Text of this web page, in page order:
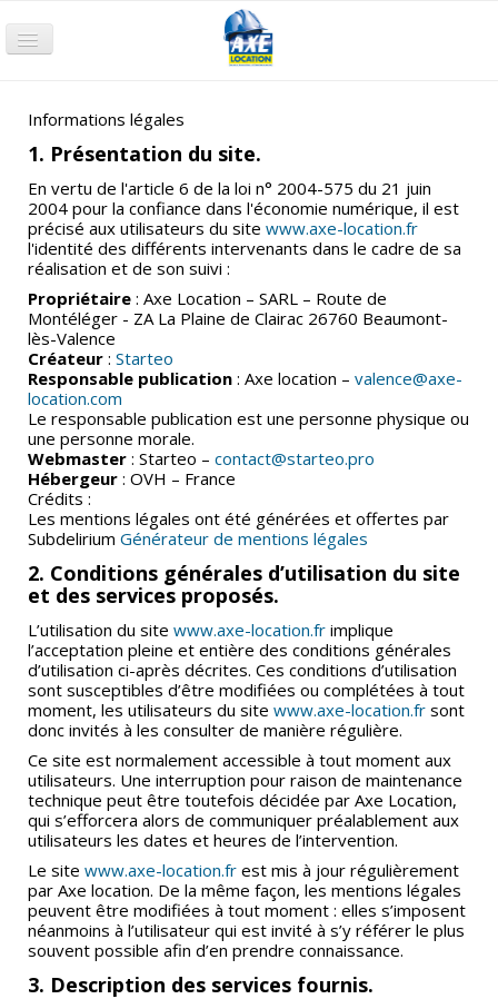
Compactage
Nacelle
Chariot
Pompage
Air comprimé
Petits Outillages
Qui sommes-nous ?
Actualités
Contact
Informations légales
1. Présentation du site.
En vertu de l'article 6 de la loi n° 2004-575 du 21 juin
2004 pour la confiance dans l'économie numérique, il est
précisé aux utilisateurs du site www.axe-location.fr
l'identité des différents intervenants dans le cadre de sa
réalisation et de son suivi :
Propriétaire : Axe Location – SARL – Route de
Montéléger - ZA La Plaine de Clairac 26760 Beaumont-
lès-Valence
Créateur : Starteo
Responsable publication : Axe location – valence@axe-
location.com
Le responsable publication est une personne physique ou
une personne morale.
Webmaster : Starteo – contact@starteo.pro
Hébergeur : OVH – France
Crédits :
Les mentions légales ont été générées et offertes par
Subdelirium Générateur de mentions légales
2. Conditions générales d’utilisation du site
et des services proposés.
L’utilisation du site www.axe-location.fr implique
l’acceptation pleine et entière des conditions générales
d’utilisation ci-après décrites. Ces conditions d’utilisation
sont susceptibles d’être modifiées ou complétées à tout
moment, les utilisateurs du site www.axe-location.fr sont
donc invités à les consulter de manière régulière.
Ce site est normalement accessible à tout moment aux
utilisateurs. Une interruption pour raison de maintenance
technique peut être toutefois décidée par Axe Location,
qui s’efforcera alors de communiquer préalablement aux
utilisateurs les dates et heures de l’intervention.
Le site www.axe-location.fr est mis à jour régulièrement
par Axe location. De la même façon, les mentions légales
peuvent être modifiées à tout moment : elles s’imposent
néanmoins à l’utilisateur qui est invité à s’y référer le plus
souvent possible afin d’en prendre connaissance.
3. Description des services fournis.